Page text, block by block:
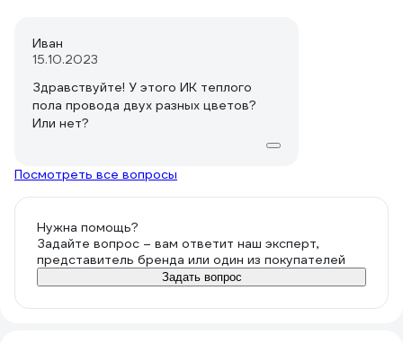
Иван
15.10.2023
Здравствуйте! У этого ИК теплого
пола провода двух разных цветов?
Или нет?
Посмотреть все вопросы
Нужна помощь?
Задайте вопрос – вам ответит наш эксперт,
представитель бренда или один из покупателей
Задать вопрос